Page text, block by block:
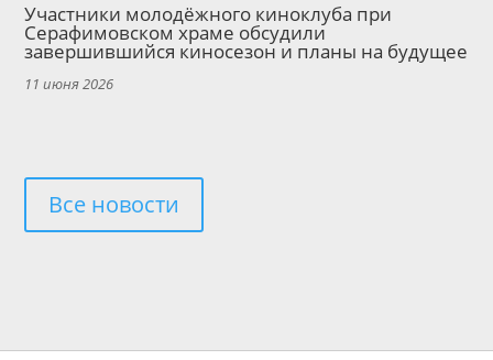
Участники молодёжного киноклуба при
Серафимовском храме обсудили
завершившийся киносезон и планы на будущее
11 июня 2026
Все новости